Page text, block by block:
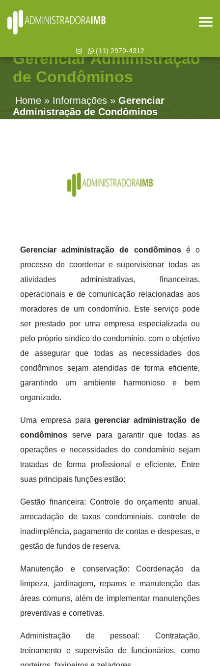
(11) 2979-4312
Gerenciar Administração
de Condôminos
Home » Informações »Gerenciar
Administração de Condôminos
Gerenciar administração de condôminosé o
processo de coordenar e supervisionar todas as
atividades administrativas, financeiras,
operacionais e de comunicação relacionadas aos
moradores de um condomínio. Este serviço pode
ser prestado por uma empresa especializada ou
pelo próprio síndico do condomínio, com o objetivo
de assegurar que todas as necessidades dos
condôminos sejam atendidas de forma eficiente,
garantindo um ambiente harmonioso e bem
organizado.
Uma empresa paragerenciar administração de
condôminosserve para garantir que todas as
operações e necessidades do condomínio sejam
tratadas de forma profissional e eficiente. Entre
suas principais funções estão:
Gestão financeira: Controle do orçamento anual,
arrecadação de taxas condominiais, controle de
inadimplência, pagamento de contas e despesas, e
gestão de fundos de reserva.
Manutenção e conservação: Coordenação da
limpeza, jardinagem, reparos e manutenção das
áreas comuns, além de implementar manutenções
preventivas e corretivas.
Administração de pessoal: Contratação,
treinamento e supervisão de funcionários, como